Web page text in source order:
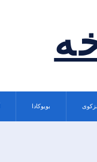
بویوکادا